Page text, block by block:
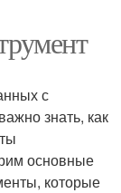
с
знать, как
основные
которые